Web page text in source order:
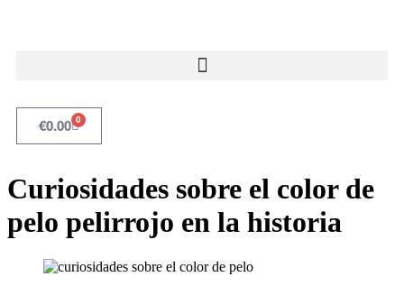
€0.00 0
Curiosidades sobre el color de
pelo pelirrojo en la historia